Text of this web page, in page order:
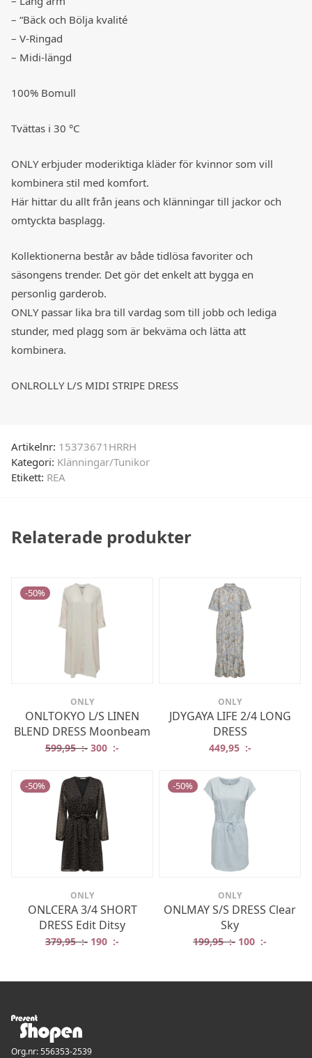
– “Bäck och Bölja kvalité
– V-Ringad
– Midi-längd
100% Bomull
Tvättas i 30 °C
ONLY erbjuder moderiktiga kläder för kvinnor som vill
kombinera stil med komfort.
Här hittar du allt från jeans och klänningar till jackor och
omtyckta basplagg.
Kollektionerna består av både tidlösa favoriter och
säsongens trender. Det gör det enkelt att bygga en
personlig garderob.
ONLY passar lika bra till vardag som till jobb och lediga
stunder, med plagg som är bekväma och lätta att
kombinera.
ONLROLLY L/S MIDI STRIPE DRESS
Artikelnr: 15373671HRRH
Kategori: Klänningar/Tunikor
Etikett: REA
Relaterade produkter
-50%
ONLY
ONLTOKYO L/S LINEN
BLEND DRESS Moonbeam
599,95:- Det ursprungliga priset var: 599,95 :-.
300 :- Det nuvarande priset är: 300 :-.
ONLY
JDYGAYA LIFE 2/4 LONG
DRESS
449,95 :-
-50%
ONLY
ONLCERA 3/4 SHORT
DRESS Edit Ditsy
379,95:- Det ursprungliga priset var: 379,95 :-.
190 :- Det nuvarande priset är: 190 :-.
-50%
ONLY
ONLMAY S/S DRESS Clear
Sky
199,95:- Det
100 :-
Org.nr: 556353-2539